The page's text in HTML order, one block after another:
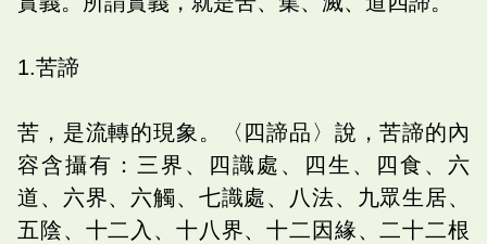
1.苦諦
苦，是流轉的現象。〈四諦品〉說，苦諦的內
容含攝有：三界、四識處、四生、四食、六
道、六界、六觸、七識處、八法、九眾生居、
五陰、十二入、十八界、十二因緣、二十二根